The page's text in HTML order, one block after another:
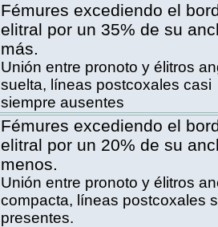
Fémures excediendo el
elitral por un 35% de su
más.
Unión entre pronoto y élitros
suelta, líneas postcoxales casi
siempre ausentes
Fémures excediendo el
elitral por un 20% de su
menos.
Unión entre pronoto y élitros
compacta, líneas postcoxales
presentes.